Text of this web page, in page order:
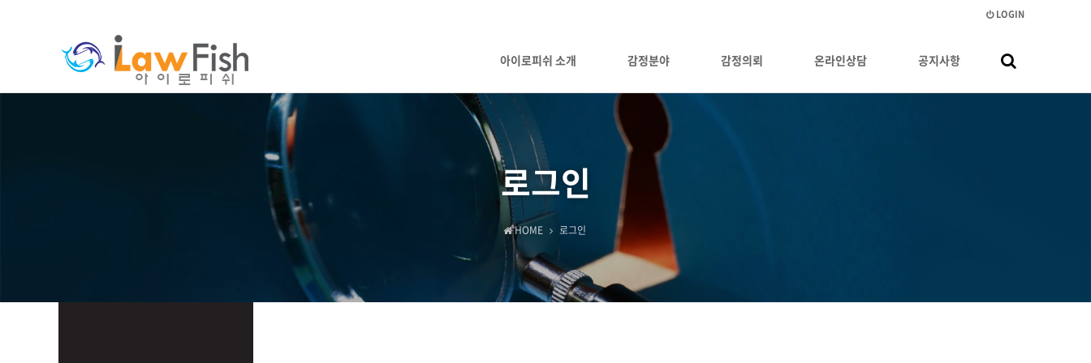
LOGIN
아이로피쉬 소개 감정분야 감정의뢰 온라인상담
하위분류
공지사항
로그인
HOME 로그인